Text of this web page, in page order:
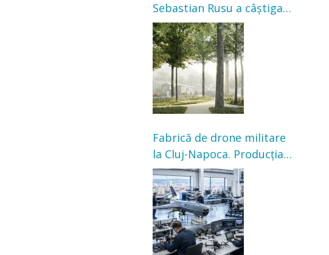
Sebastian Rusu a câștigat
concursul pentru
transformarea Grădinii
Casei Universitarilor
Fabrică de drone militare
la Cluj-Napoca. Producția
ar urma să înceapă în
toamna acestui an